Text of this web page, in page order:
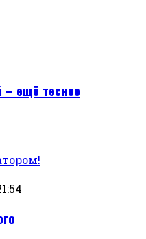
ещё теснее